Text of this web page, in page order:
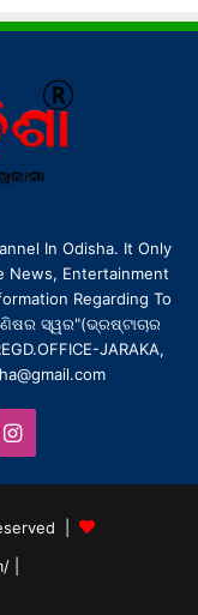
In Odisha. It Only
News, Entertainment
Regarding To
ସ୍ୱର"(ଭ୍ରଷ୍ଟାଚାର
JARAKA,
Instagram
|